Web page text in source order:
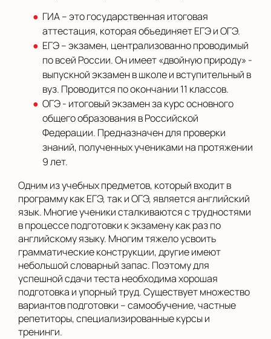
ГИА – это государственная итоговая
аттестация, которая объединяет ЕГЭ и ОГЭ.
ЕГЭ – экзамен, централизованно проводимый
по всей России. Он имеет «двойную природу» -
выпускной экзамен в школе и вступительный в
вуз. Проводится по окончании 11 классов.
ОГЭ - итоговый экзамен за курс основного
общего образования в Российской
Федерации. Предназначен для проверки
знаний, полученных учениками на протяжении
9 лет.
Одним из учебных предметов, который входит в
программу как ЕГЭ, так и ОГЭ, является английский
язык. Многие ученики сталкиваются с трудностями
в процессе подготовки к экзамену как раз по
английскому языку. Многим тяжело усвоить
грамматические конструкции, другие имеют
небольшой словарный запас. Поэтому для
успешной сдачи теста необходима хорошая
подготовка и упорный труд. Существует множество
вариантов подготовки – самообучение, частные
репетиторы, специализированные курсы и
тренинги.